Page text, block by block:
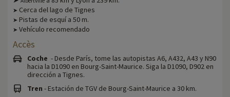
➤ Cerca del lago de Tignes
➤ Pistas de esquí a 50 m.
➤ Vehículo recomendado
Accès
Coche - Desde París, tome las autopistas A6, A432, A43 y N90
hacia la D1090 en Bourg-Saint-Maurice. Siga la D1090, D902 en
dirección a Tignes.
Tren - Estación de TGV de Bourg-Saint-Maurice a 30 km.